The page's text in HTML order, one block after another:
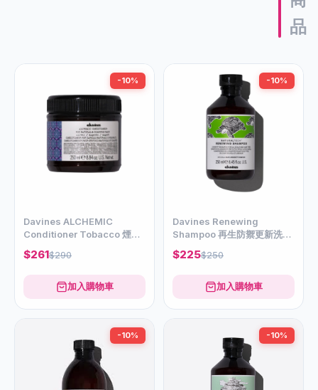
品
-10%
Davines ALCHEMIC
Conditioner Tobacco 煙啡
補色輕髮膜250ml
$261$290
加入購物車
-10%
Davines Renewing
Shampoo 再生防禦更新洗髮
露 250ml
$225$250
加入購物車
-10% -10%